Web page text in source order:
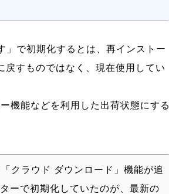
」で初期化するとは、再インストー
戻すものではなく、現在使用してい
機能などを利用した出荷状態にする
クラウド ダウンロード」機能が追
ーで初期化していたのが、最新の